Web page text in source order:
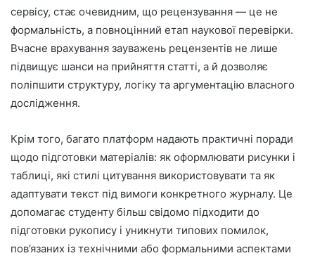
сервісу, стає очевидним, що рецензування — це не
формальність, а повноцінний етап наукової перевірки.
Вчасне врахування зауважень рецензентів не лише
підвищує шанси на прийняття статті, а й дозволяє
поліпшити структуру, логіку та аргументацію власного
дослідження.
Крім того, багато платформ надають практичні поради
щодо підготовки матеріалів: як оформлювати рисунки і
таблиці, які стилі цитування використовувати та як
адаптувати текст під вимоги конкретного журналу. Це
допомагає студенту більш свідомо підходити до
підготовки рукопису і уникнути типових помилок,
пов’язаних із технічними або формальними аспектами